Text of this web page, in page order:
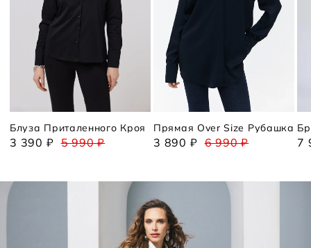
Блуза Приталенного Кроя
3 390 ₽ 5 990 ₽
Прямая Over Size Рубашка
3 890 ₽ 6 990 ₽ 7